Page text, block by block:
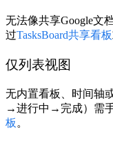
无法像共享Google文
过TasksBoard共享看板
仅列表视图
无内置看板、时间轴
→进行中→完成）需
板 。